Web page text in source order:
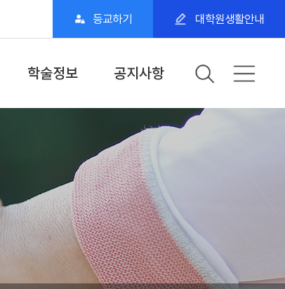
등교하기 대학원생활안내
학술정보
전자도서관
이달의 전자책
공지사항
학교공지
세미나일정